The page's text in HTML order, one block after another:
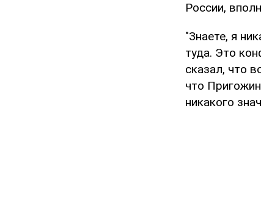
России,
"Знаете, я
туда. Это
сказал, что
что
никакого